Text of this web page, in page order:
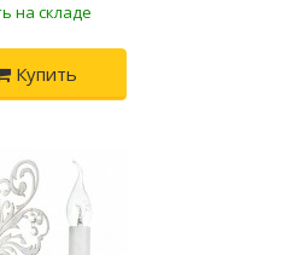
на складе
Купить